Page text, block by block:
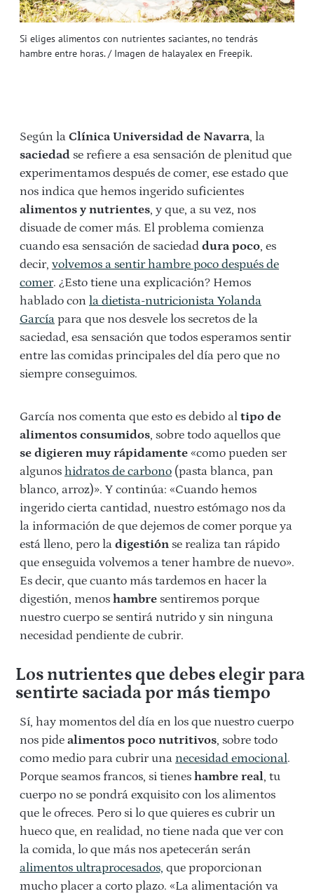
Si eliges alimentos con nutrientes saciantes, no tendrás
hambre entre horas. / Imagen de halayalex en Freepik.
Según la Clínica Universidad de Navarra, la
saciedad se refiere a esa sensación de plenitud que
experimentamos después de comer, ese estado que
nos indica que hemos ingerido suficientes
alimentos y nutrientes, y que, a su vez, nos
disuade de comer más. El problema comienza
cuando esa sensación de saciedad dura poco, es
decir, volvemos a sentir hambre poco después de
comer. ¿Esto tiene una explicación? Hemos
hablado con la dietista-nutricionista Yolanda
García para que nos desvele los secretos de la
saciedad, esa sensación que todos esperamos sentir
entre las comidas principales del día pero que no
siempre conseguimos.
García nos comenta que esto es debido al tipo de
alimentos consumidos, sobre todo aquellos que
se digieren muy rápidamente «como pueden ser
algunos hidratos de carbono (pasta blanca, pan
blanco, arroz)». Y continúa: «Cuando hemos
ingerido cierta cantidad, nuestro estómago nos da
la información de que dejemos de comer porque ya
está lleno, pero la digestión se realiza tan rápido
que enseguida volvemos a tener hambre de nuevo».
Es decir, que cuanto más tardemos en hacer la
digestión, menos hambre sentiremos porque
nuestro cuerpo se sentirá nutrido y sin ninguna
necesidad pendiente de cubrir.
Los nutrientes que debes elegir para
sentirte saciada por más tiempo
Sí, hay momentos del día en los que nuestro cuerpo
nos pide alimentos poco nutritivos, sobre todo
como medio para cubrir una necesidad emocional.
Porque seamos francos, si tienes hambre real, tu
cuerpo no se pondrá exquisito con los alimentos
que le ofreces. Pero si lo que quieres es cubrir un
hueco que, en realidad, no tiene nada que ver con
la comida, lo que más nos apetecerán serán
alimentos ultraprocesados, que proporcionan
mucho placer a corto plazo. «La alimentación va